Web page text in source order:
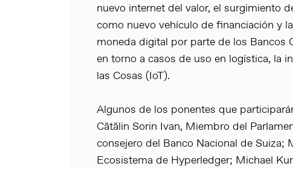
nuevo internet del valor, el surgimiento
como nuevo vehículo de financiación y
moneda digital por parte de los Bancos
en torno a casos de uso en logística, la
las Cosas (IoT).
Algunos de los ponentes que
Cătălin Sorin Ivan, Miembro del
consejero del Banco Nacional de Suiza;
Ecosistema de Hyperledger; Michael